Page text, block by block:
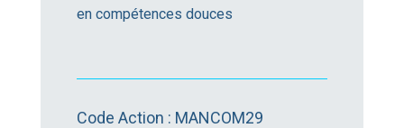
en compétences douces
Code Action : MANCOM29